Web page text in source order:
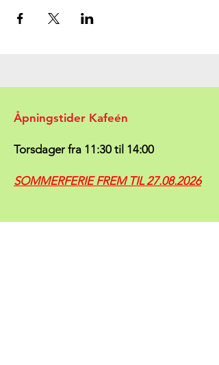
Åpningstider Kafeén
Torsdager fra 11:30 til 14:00
SOMMERFERIE FREM TIL27.08.2026